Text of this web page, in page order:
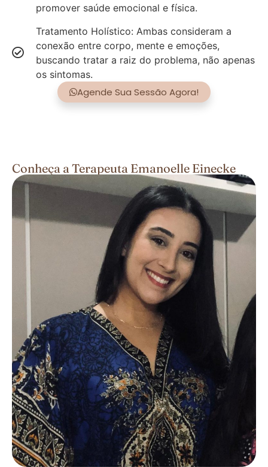
promover saúde emocional e física.
Tratamento Holístico: Ambas consideram a
conexão entre corpo, mente e emoções,
buscando tratar a raiz do problema, não apenas
os sintomas.
Agende Sua Sessão Agora!
Conheça a Terapeuta Emanoelle Einecke